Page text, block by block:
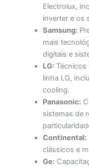
Electrolux,
inverter e os
Samsung:
mais
digitais e
LG: Técnicos
linha LG,
cooling.
Panasonic:
sistemas de
Continental:
clássicos e
Ge: